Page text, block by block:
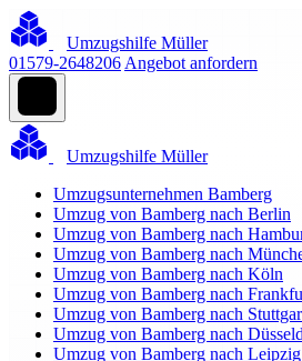
Umzugshilfe Müller
01579-2648206 Angebot anfordern
Umzugshilfe Müller
Umzugsunternehmen Bamberg
Umzug von Bamberg nach Berlin
Umzug von Bamberg nach
Umzug von Bamberg nach
Umzug von Bamberg nach Köln
Umzug von Bamberg nach
Umzug von Bamberg nach
Umzug von Bamberg nach
Umzug von Bamberg nach Leipzig